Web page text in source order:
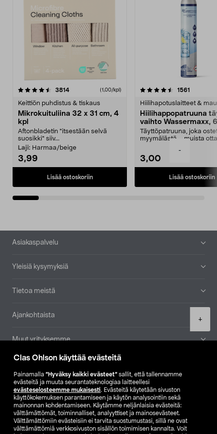
Clas Ohlson käyttää evästeitä
Painamalla ”Hyväksy kaikki evästeet” sallit, että tallennamme
evästeitä ja muuta seurantateknologiaa laitteellesi
evästeselosteemme mukaisesti. Evästeitä käytetään sivuston
käyttökokemuksen parantamiseen ja käytön analysointiin sekä
mainonnan kohdentamiseen. Käytämme neljänlaisia evästeitä:
välttämättömät, toiminnalliset, analyyttiset ja mainosevästeet.
Välttämättömiin evästeisiin ei tarvita suostumustasi, sillä ne ovat
välttämättömiä verkkosivuston sisällön toimimisen kannalta. Voit
-
+
3814arvostelut (1,00/kpl)
Keittiön puhdistus & tiskaus
Mikrokuituliina 32 x 31 cm, 4
kpl
Aftonbladetin "itsestään selvä
suosikki" siiv...
Laji: Harmaa/beige
3,99
Lisää ostoskoriin
4.5viidestä
1561
Hiilihapotuslaitteet &
Hiilihappopatruuna
vaihto Wassermaxx,
Täyttöpatruuna, joka
myymälästä – muista
3,00
Lisää ostoskoriin
4.5viidestä
Alatunniste
Asiakaspalvelu
Yleisiä kysymyksiä
Tietoa meistä
Ajankohtaista
Muut yrityksemme
Etsi myymälä
SE NO FI
FI SV